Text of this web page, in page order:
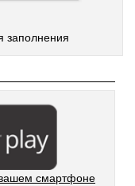
заполнения
смартфоне